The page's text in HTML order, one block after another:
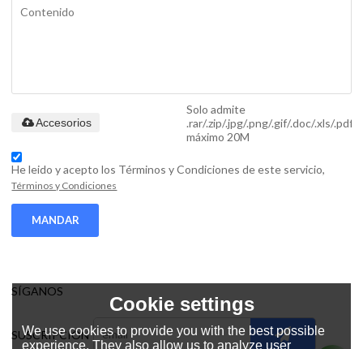
Solo admite
.rar/.zip/.jpg/.png/.gif/.doc/.xls/.pdf,
máximo 20M
Accesorios
He leido y acepto los Términos y Condiciones de este servicio,
Términos y Condiciones
MANDAR
SÍGANOS
SUSCRIPCIÓN
Cookie settings
We use cookies to provide you with the best possible
experience. They also allow us to analyze user